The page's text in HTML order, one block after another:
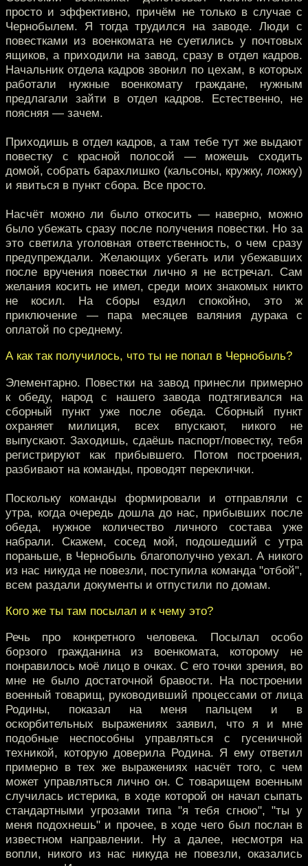
просто и эффективно, причём не только в случае с
Чернобылем. Я тогда трудился на заводе. Люди с
повестками из военкомата не суетились у почтовых
ящиков, а приходили на завод, сразу в отдел кадров.
Начальник отдела кадров звонил по цехам, в которых
работали нужные военкомату граждане, нужным
предлагали зайти в отдел кадров. Естественно, не
поясняя — зачем.
Приходишь в отдел кадров, а там тебе тут же выдают
повестку с красной полосой — можешь сходить
домой, собрать барахлишко (кальсоны, кружку, ложку)
и явиться в пункт сбора. Все просто.
Насчёт можно ли было откосить — наверно, можно
было убежать сразу после получения повестки. Но за
это светила уголовная ответственность, о чем сразу
предупреждали. Желающих убегать или убежавших
после вручения повестки лично я не встречал. Сам
желания косить не имел, среди моих знакомых никто
не косил. На сборы ездил спокойно, это ж
приключение — пара месяцев валяния дурака с
оплатой по среднему.
А как так получилось, что ты не попал в Чернобыль?
Элементарно. Повестки на завод принесли примерно
к обеду, народ с нашего завода подтягивался на
сборный пункт уже после обеда. Сборный пункт
охраняет милиция, всех впускают, никого не
выпускают. Заходишь, сдаёшь паспорт/повестку, тебя
регистрируют как прибывшего. Потом построения,
разбивают на команды, проводят переклички.
Поскольку команды формировали и отправляли с
утра, когда очередь дошла до нас, прибывших после
обеда, нужное количество личного состава уже
набрали. Скажем, сосед мой, подошедший с утра
пораньше, в Чернобыль благополучно уехал. А никого
из нас никуда не повезли, поступила команда "отбой",
всем раздали документы и отпустили по домам.
Кого же ты там посылал и к чему это?
Речь про конкретного человека. Посылал особо
борзого гражданина из военкомата, которому не
понравилось моё лицо в очках. С его точки зрения, во
мне не было достаточной бравости. На построении
военный товарищ, руководивший процессами от лица
Родины, показал на меня пальцем и в
оскорбительных выражениях заявил, что я и мне
подобные неспособны управляться с гусеничной
техникой, которую доверила Родина. Я ему ответил
примерно в тех же выражениях насчёт того, с чем
может управляться лично он. С товарищем военным
случилась истерика, в ходе которой он начал сыпать
стандартными угрозами типа "я тебя сгною", "ты у
меня подохнешь" и прочее, в ходе чего был послан в
известном направлении. Ну а далее, несмотря на
вопли, никого из нас никуда не повезли, оказались